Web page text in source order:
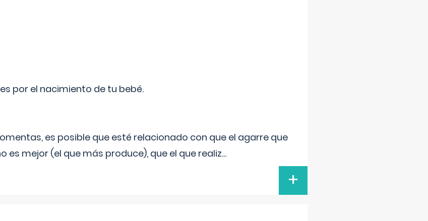
por el nacimiento de tu bebé.
es posible que esté relacionado con que el agarre que
es mejor (el que más produce), que el que realiz...
+